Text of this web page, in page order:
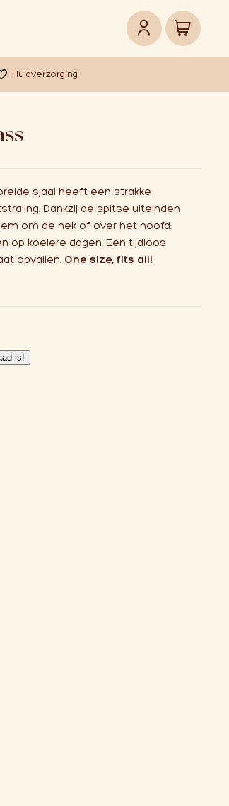
Huidverzorging
sjaal heeft een strakke
Dankzij de spitse uiteinden
om de nek of over het hoofd:
op koelere dagen. Een tijdloos
opvallen. One size, fits all!
is!